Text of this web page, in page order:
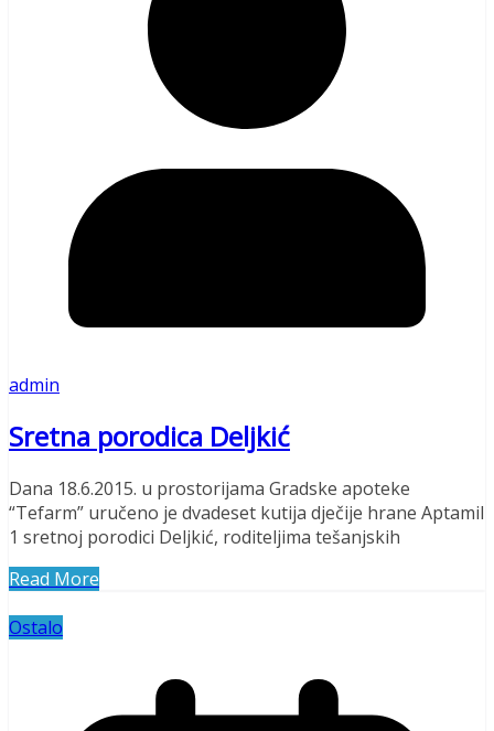
admin
Sretna porodica Deljkić
Dana 18.6.2015. u prostorijama Gradske apoteke
“Tefarm” uručeno je dvadeset kutija dječije hrane Aptamil
1 sretnoj porodici Deljkić, roditeljima tešanjskih
Read More
Ostalo